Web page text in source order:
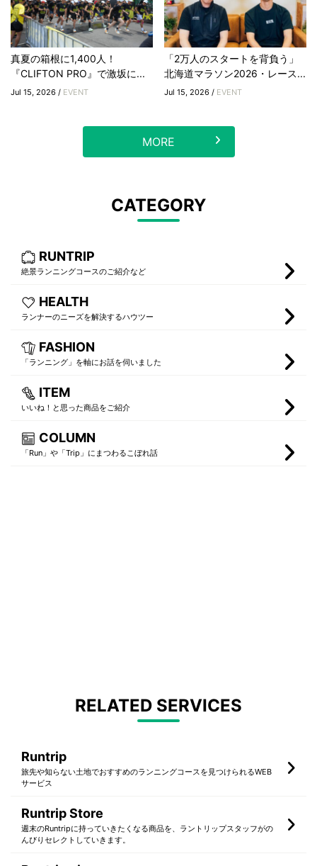
真夏の箱根に1,400人！
『CLIFTON PRO』で激坂に...
Jul 15, 2026 / EVENT
「2万人のスタートを背負う」
北海道マラソン2026・レース...
Jul 15, 2026 / EVENT
MORE
CATEGORY
RUNTRIP
絶景ランニングコースのご紹介など
HEALTH
ランナーのニーズを解決するハウツー
FASHION
「ランニング」を軸にお話を伺いました
ITEM
いいね！と思った商品をご紹介
COLUMN
「Run」や「Trip」にまつわるこぼれ話
RELATED SERVICES
Runtrip
旅先や知らない土地でおすすめのランニングコースを見つけられるWEB
サービス
Runtrip Store
週末のRuntripに持っていきたくなる商品を、ラントリップスタッフがの
んびりセレクトしていきます。